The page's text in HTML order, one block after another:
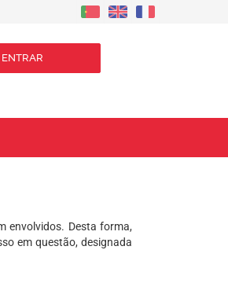
ENTRAR
envolvidos. Desta forma,
em questão, designada